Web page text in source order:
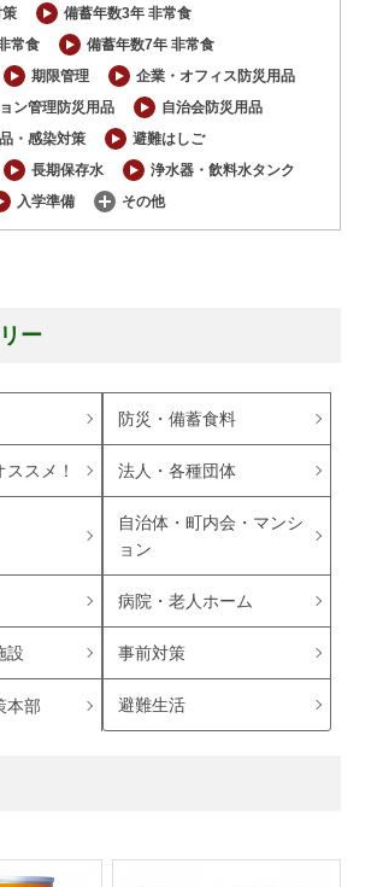
備蓄年数3年 非常食
常食
備蓄年数7年 非常食
期限管理
企業・オフィス防災用品
ン管理防災用品
自治会防災用品
・感染対策
避難はしご
長期保存水
浄水器・飲料水タンク
入学準備 その他
ー
防災・備蓄食料
スメ！ 法人・各種団体
自治体・町内会・マンシ
ョン
病院・老人ホーム
設 事前対策
本部 避難生活